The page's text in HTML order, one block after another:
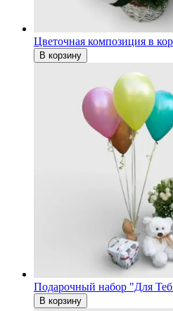
Цветочная композиция в
В корзину
Подарочный набор "Для
В корзину